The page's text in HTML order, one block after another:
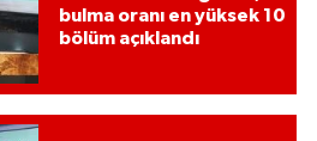
bulma oranı en yüksek 10
bölüm açıklandı